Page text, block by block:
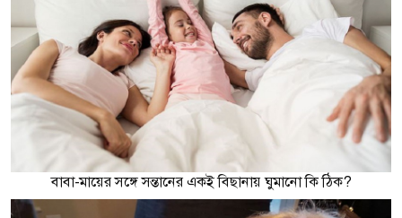
বাবা-মায়ের সঙ্গে সন্তানের একই বিছানায় ঘুমানো কি ঠিক?